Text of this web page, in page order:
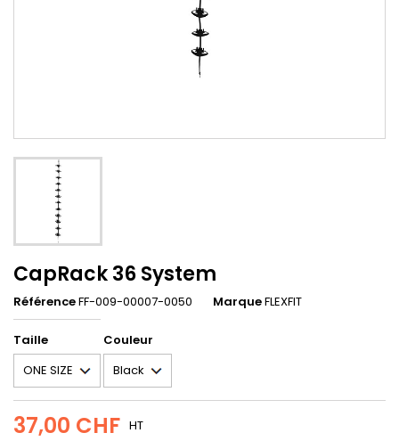
CapRack 36 System
RéférenceFF-009-00007-0050 MarqueFLEXFIT
Taille Couleur
37,00 CHF HT